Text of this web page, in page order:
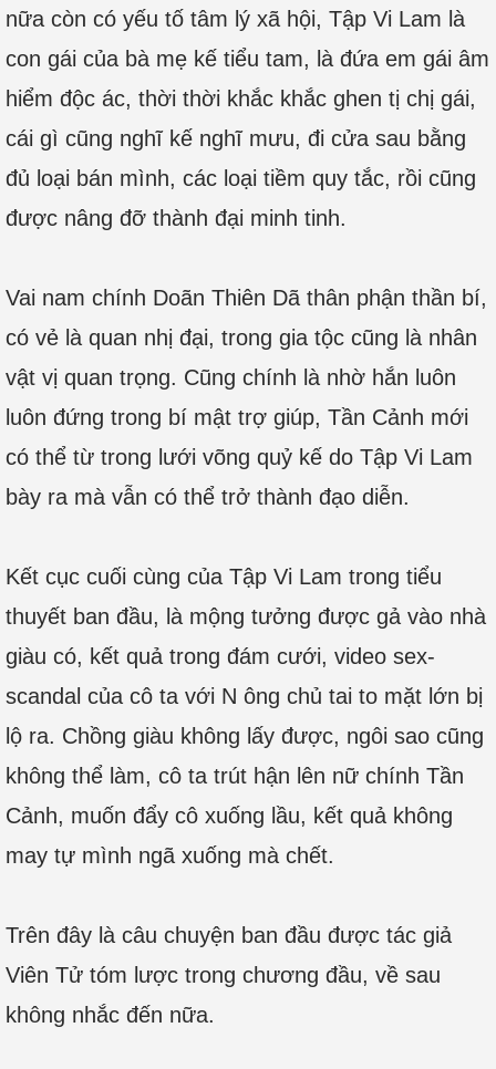
nữa còn có yếu tố tâm lý xã hội, Tập Vi Lam là
con gái của bà mẹ kế tiểu tam, là đứa em gái âm
hiểm độc ác, thời thời khắc khắc ghen tị chị gái,
cái gì cũng nghĩ kế nghĩ mưu, đi cửa sau bằng
đủ loại bán mình, các loại tiềm quy tắc, rồi cũng
được nâng đỡ thành đại minh tinh.
Vai nam chính Doãn Thiên Dã thân phận thần bí,
có vẻ là quan nhị đại, trong gia tộc cũng là nhân
vật vị quan trọng. Cũng chính là nhờ hắn luôn
luôn đứng trong bí mật trợ giúp, Tần Cảnh mới
có thể từ trong lưới võng quỷ kế do Tập Vi Lam
bày ra mà vẫn có thể trở thành đạo diễn.
Kết cục cuối cùng của Tập Vi Lam trong tiểu
thuyết ban đầu, là mộng tưởng được gả vào nhà
giàu có, kết quả trong đám cưới, video sex-
scandal của cô ta với N ông chủ tai to mặt lớn bị
lộ ra. Chồng giàu không lấy được, ngôi sao cũng
không thể làm, cô ta trút hận lên nữ chính Tần
Cảnh, muốn đẩy cô xuống lầu, kết quả không
may tự mình ngã xuống mà chết.
Trên đây là câu chuyện ban đầu được tác giả
Viên Tử tóm lược trong chương đầu, về sau
không nhắc đến nữa.